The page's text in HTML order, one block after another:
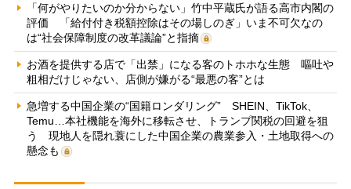
「何がやりたいのか分からない」竹中平蔵氏が語る高市内閣の
評価 「給付付き税額控除はその場しのぎ」いま不可欠なの
は“社会保障制度の改革議論”と指摘
お酒を提供する店で「出禁」になる客のトホホな生態 嘔吐や
粗相だけじゃない、店側が嫌がる“最悪の客”とは
急増する中国企業の“国籍ロンダリング” SHEIN、TikTok、
Temu…本社機能を海外に移転させ、トランプ関税の回避を狙
う 現地人を隠れ蓑にした中国企業の農業参入・土地取得への
懸念も